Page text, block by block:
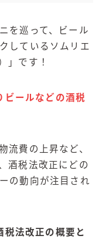
）
を巡って、ビール
しているソムリエ
」です！
ールなどの酒税
流費の上昇など、
酒税法改正にどの
の動向が注目され
法改正の概要と